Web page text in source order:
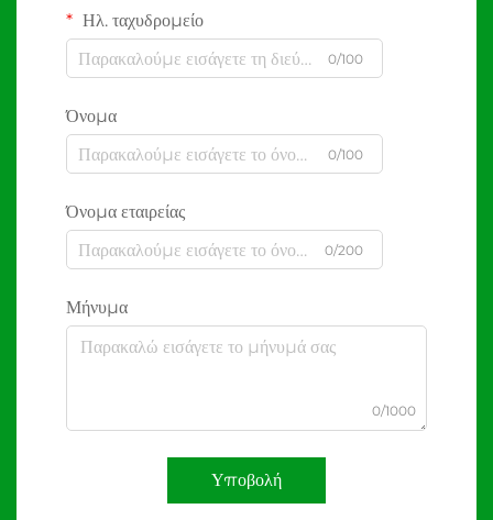
Ηλ. ταχυδρομείο
0/100
Όνομα
0/100
Όνομα εταιρείας
0/200
Μήνυμα
0/1000
Υποβολή